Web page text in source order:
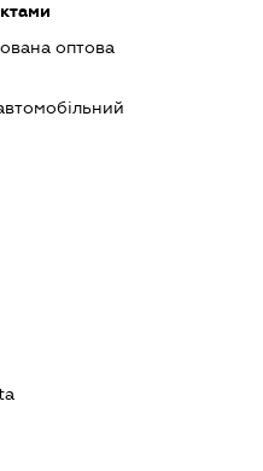
оптова